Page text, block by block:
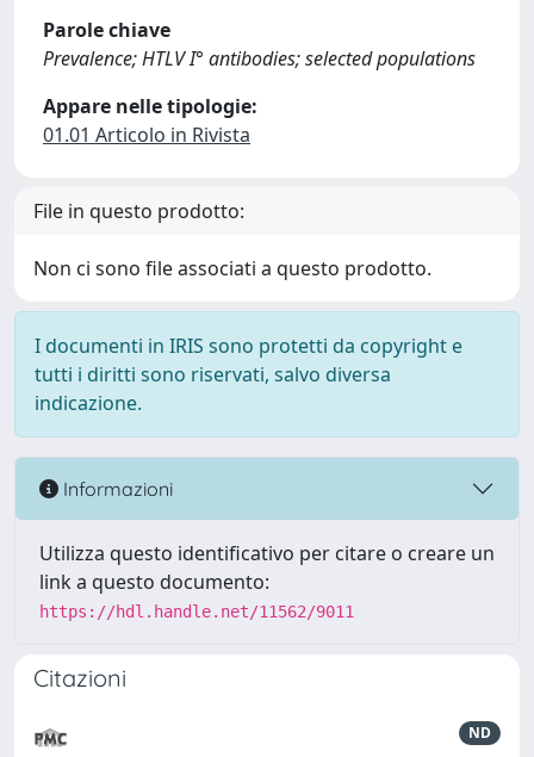
Parole chiave
Prevalence; HTLV I° antibodies; selected populations
Appare nelle tipologie:
01.01 Articolo in Rivista
File in questo prodotto:
Non ci sono file associati a questo prodotto.
I documenti in IRIS sono protetti da copyright e
tutti i diritti sono riservati, salvo diversa
indicazione.
Informazioni
Utilizza questo identificativo per citare o creare un
link a questo documento:
https://hdl.handle.net/11562/9011
Citazioni
ND